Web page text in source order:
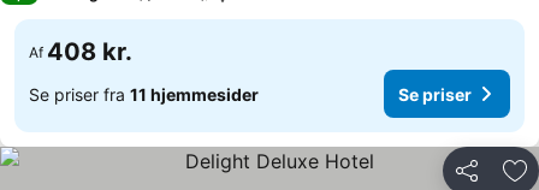
Af 408 kr.
Se priser fra 11 hjemmesider Se priser
Del